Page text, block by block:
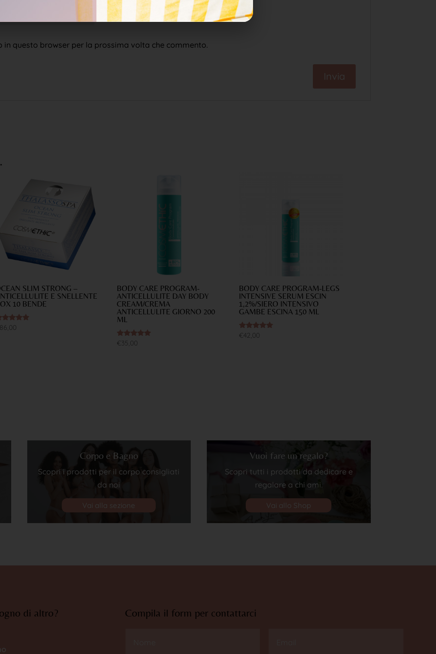
in questo browser per la prossima volta che commento.
SLIM STRONG –
E SNELLENTE
10 BENDE
86,00
BODY CARE PROGRAM-
ANTICELLULITE DAY BODY
CREAM/CREMA
ANTICELLULITE GIORNO 200
ML
Valutato
€35,00
BODY CARE PROGRAM-LEGS
INTENSIVE SERUM ESCIN
1,2%/SIERO INTENSIVO
GAMBE ESCINA 150 ML
Valutato
€42,00
Corpo e Bagno
Scopri i prodotti per il corpo consigliati
da noi
Vai alla sezione
Vuoi fare un regalo?
Scopri tutti i prodotti da dedicare e
regalare a chi ami.
Vai allo Shop
di altro? Compila il form per contattarci